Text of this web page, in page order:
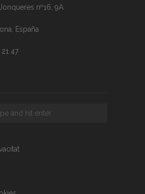
nº16, 9A
España
21 47